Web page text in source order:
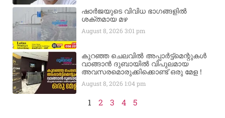
ഷാർജയുടെ വിവിധ ഭാഗങ്ങളിൽ
ശക്തമായ മഴ
August 8, 20263:01 pm
കുറഞ്ഞ ചെലവിൽ അപ്പാർട്ട്മെന്റുകൾ
വാങ്ങാൻ ദുബായിൽ വിപുലമായ
അവസരമൊരുക്കിക്കൊണ്ട് ഒരു മേള !
August 8, 2026 1:04 pm
1 2 3 4 5